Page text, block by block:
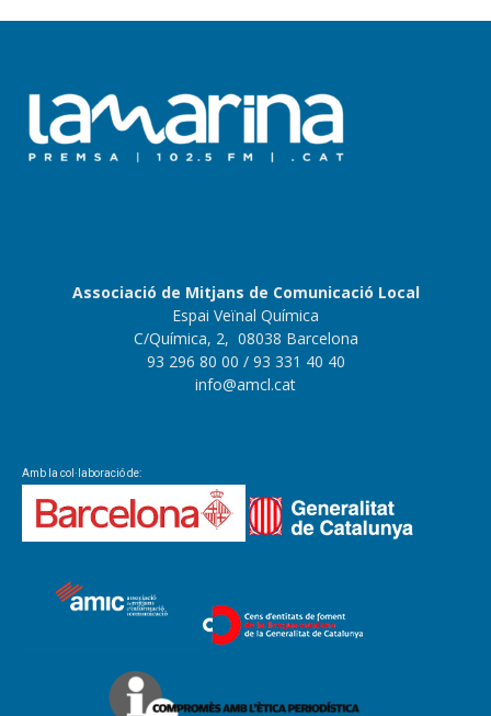
Associació de Mitjans de Comunicació Local
Espai Veïnal Química
C/Química, 2, 08038 Barcelona
93 296 80 00 / 93 331 40 40
info@amcl.cat
Amb la col·laboració de: